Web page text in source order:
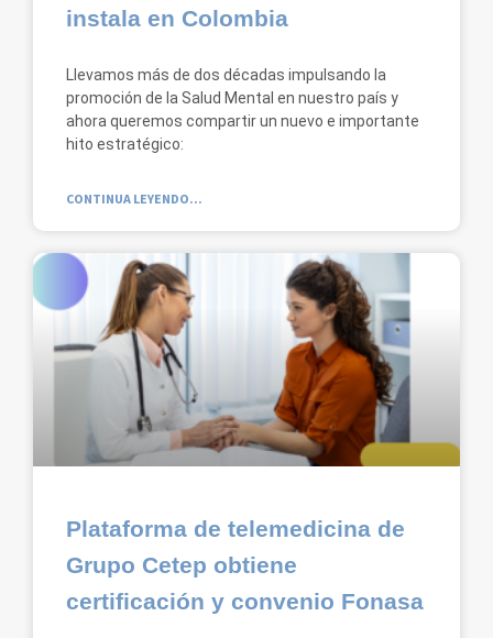
instala en Colombia
Llevamos más de dos décadas impulsando la
promoción de la Salud Mental en nuestro país y
ahora queremos compartir un nuevo e importante
hito estratégico:
CONTINUA LEYENDO...
Plataforma de telemedicina de
Grupo Cetep obtiene
certificación y convenio Fonasa